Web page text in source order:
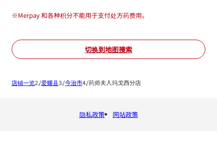
※Merpay 和各种积分不能用于支付处方药费用。
切换到地图搜索
店铺一览 爱媛县 今治市 药师夫人玛戈西分店
隐私政策 网站政策